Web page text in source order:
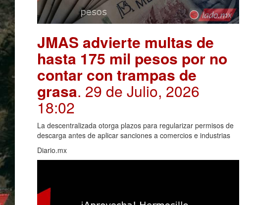
JMAS advierte multas de
hasta 175 mil pesos por no
contar con trampas de
grasa. 29 de Julio, 2026
18:02
La descentralizada otorga plazos para regularizar permisos de
descarga antes de aplicar sanciones a comercios e industrias
Diario.mx